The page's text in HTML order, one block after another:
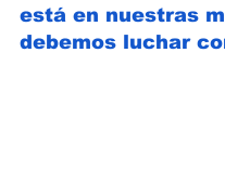
está en nuestras
debemos luchar